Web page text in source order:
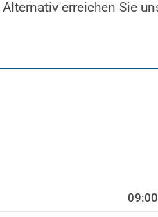
erreichen Sie